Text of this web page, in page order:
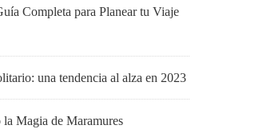
Completa para Planear tu Viaje
una tendencia al alza en 2023
Magia de Maramures